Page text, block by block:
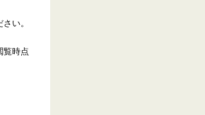
い。
覧時点